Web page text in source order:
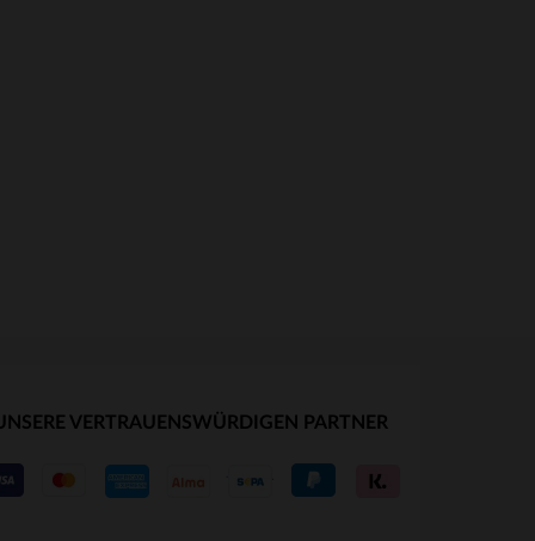
VERTRAUENSWÜRDIGEN PARTNER